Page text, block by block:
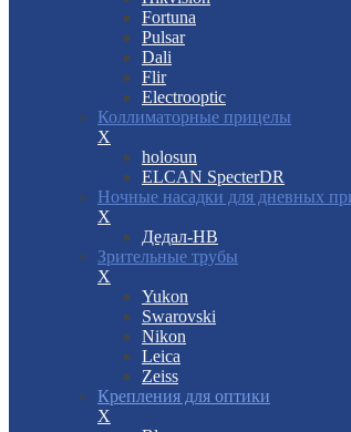
Fortuna
Pulsar
Dali
Flir
Electrooptic
Коллиматорные прицелы
X
holosun
ELCAN SpecterDR
Ночные насадки для дневных
X
Дедал-НВ
Зрительные трубы
X
Yukon
Swarovski
Nikon
Leica
Zeiss
Крепления для оптики
X